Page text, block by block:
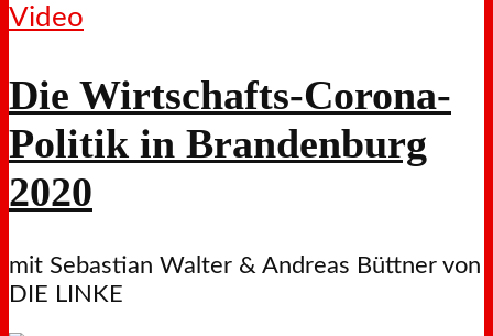
Video
Die Wirtschafts-Corona-
Politik in Brandenburg
2020
mit Sebastian Walter & Andreas Büttner von
DIE LINKE